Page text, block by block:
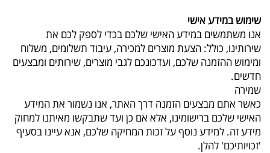
שימוש במידע אישי
אנו משתמשים במידע האישי שלכם בכדי לספק לכם את
שירותינו, כולל: הצעת מוצרים למכירה, עיבוד תשלומים, משלוח
ומימוש ההזמנה שלכם, ועדכונכם לגבי מוצרים, שירותים ומבצעים
חדשים.
שמירה
כאשר אתם מבצעים הזמנה דרך האתר, אנו נשמור את המידע
האישי שלכם ברישומינו, אלא אם כן ועד שתבקשו מאיתנו למחוק
מידע זה. למידע נוסף על זכות המחיקה שלכם, אנא עיינו בסעיף
'זכויותיכם' להלן.